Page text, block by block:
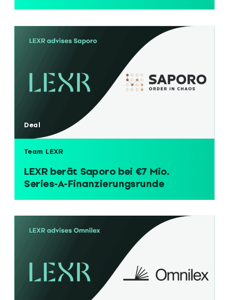
Deal
Team LEXR
LEXR berät Saporo bei €7 Mio.
Series-A-Finanzierungsrunde